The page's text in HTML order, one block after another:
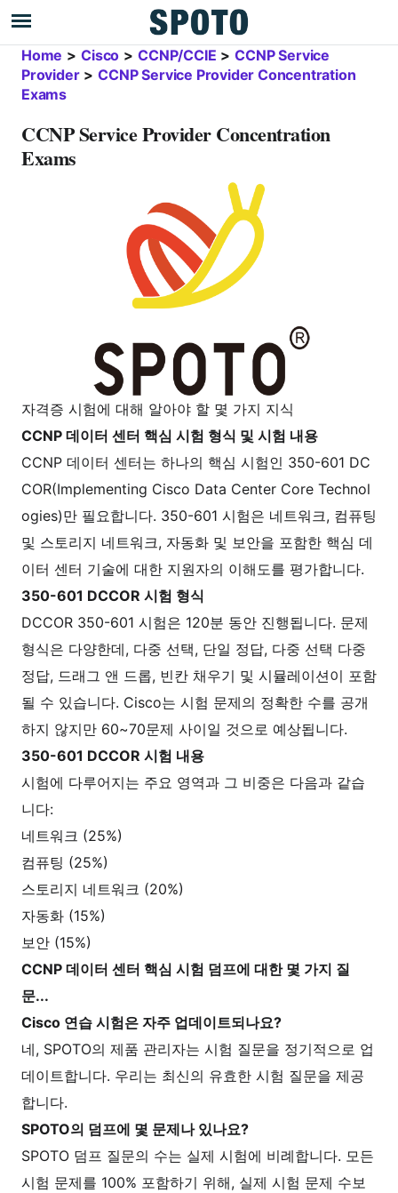
Home > Cisco > CCNP/CCIE > CCNP Service
Provider > CCNP Service Provider Concentration
Exams
CCNP Service Provider Concentration
Exams
자격증 시험에 대해 알아야 할 몇 가지 지식
CCNP 데이터 센터 핵심 시험 형식 및 시험 내용
CCNP 데이터 센터는 하나의 핵심 시험인 350-601 DC
COR(Implementing Cisco Data Center Core Technol
ogies)만 필요합니다. 350-601 시험은 네트워크, 컴퓨팅
및 스토리지 네트워크, 자동화 및 보안을 포함한 핵심 데
이터 센터 기술에 대한 지원자의 이해도를 평가합니다.
350-601 DCCOR 시험 형식
DCCOR 350-601 시험은 120분 동안 진행됩니다. 문제
형식은 다양한데, 다중 선택, 단일 정답, 다중 선택 다중
정답, 드래그 앤 드롭, 빈칸 채우기 및 시뮬레이션이 포함
될 수 있습니다. Cisco는 시험 문제의 정확한 수를 공개
하지 않지만 60~70문제 사이일 것으로 예상됩니다.
350-601 DCCOR 시험 내용
시험에 다루어지는 주요 영역과 그 비중은 다음과 같습
니다:
네트워크 (25%)
컴퓨팅 (25%)
스토리지 네트워크 (20%)
자동화 (15%)
보안 (15%)
CCNP 데이터 센터 핵심 시험 덤프에 대한 몇 가지 질
문...
Cisco 연습 시험은 자주 업데이트되나요?
네, SPOTO의 제품 관리자는 시험 질문을 정기적으로 업
데이트합니다. 우리는 최신의 유효한 시험 질문을 제공
합니다.
SPOTO의 덤프에 몇 문제나 있나요?
SPOTO 덤프 질문의 수는 실제 시험에 비례합니다. 모든
시험 문제를 100% 포함하기 위해, 실제 시험 문제 수보